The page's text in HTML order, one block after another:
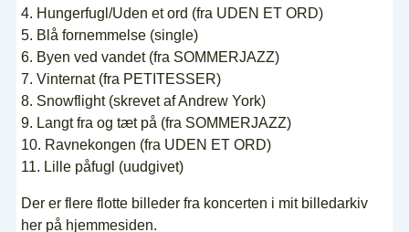
4. Hungerfugl/Uden et ord (fra UDEN ET ORD)
5. Blå fornemmelse (single)
6. Byen ved vandet (fra SOMMERJAZZ)
7. Vinternat (fra PETITESSER)
8. Snowflight (skrevet af Andrew York)
9. Langt fra og tæt på (fra SOMMERJAZZ)
10. Ravnekongen (fra UDEN ET ORD)
11. Lille påfugl (uudgivet)
Der er flere flotte billeder fra koncerten i mit billedarkiv
her på hjemmesiden.